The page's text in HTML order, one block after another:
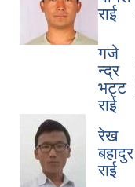
राई
गजे
न्द्र
भट्ट
राई
रेख
बहादुर
राई